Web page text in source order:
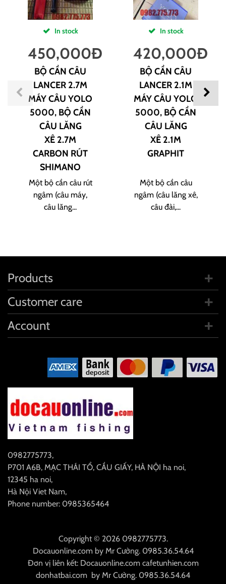
In stock
450,000Đ
BỘ CẦN CÂU
LANCER 2.7M
MÁY CÂU YOLO
5000, BỘ CẦN
CÂU LĂNG
XÊ 2.7M
CARBON RÚT
SHIMANO
Một bộ cần câu rút
ngâm (câu máy,
câu lăng...
In stock
420,000Đ
BỘ CẦN CÂU
LANCER 2.1M
MÁY CÂU YOLO
5000, BỘ CẦN
CÂU LĂNG
XÊ 2.1M
GRAPHIT
Một bộ cần câu
ngâm (câu lăng xê,
câu đài,...
0982775773,
P701 A6B, MẠC THÁI TỔ, CẦU GIẤY, HÀ NỘI ha noi,
12345 ha noi,
Hà Nội Viet Nam,
Phone number: 0985365464
Products
Customer care
Account
Copyright © 2026 0982775773.
Docauonline.comby Mr Cường. 0985.36.54.64
Đơn vị liên kết: Docauonline.com cafetunhien.com
donhatbai.com by Mr Cường. 0985.36.54.64